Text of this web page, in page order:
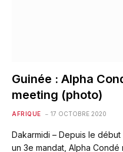
Guinée : Alpha
meeting (photo)
AFRIQUE 17 OCTOBRE 2020
Dakarmidi – Depuis le
un 3e mandat, Alpha